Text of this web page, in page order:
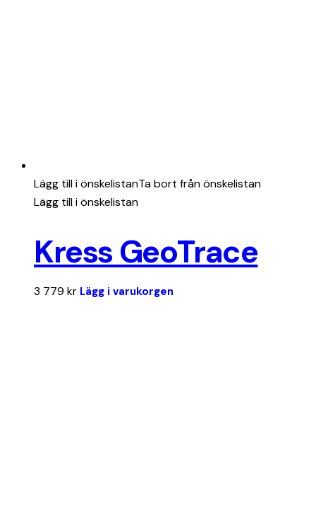
Lägg till i önskelistanTa bort från önskelistan
Lägg till i önskelistan
Kress GeoTrace
3 779 kr Lägg i varukorgen